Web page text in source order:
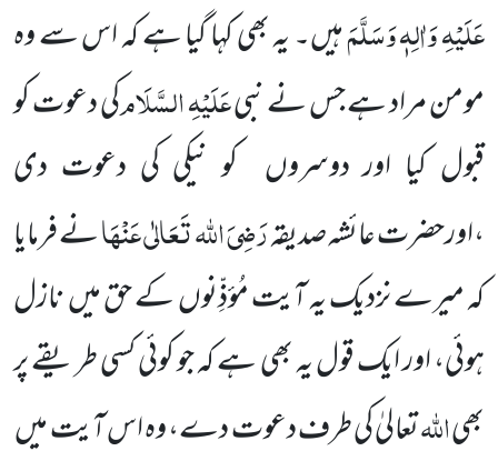
عَلَیْہِ وَاٰلِہٖ وَسَلَّمَہیں۔ یہ بھی کہا گیا ہے کہ اس سے وہ
مومن مراد ہے جس نے نبیعَلَیْہِ السَّلَامکی دعوت کو
قبول کیا اور دوسروں کو نیکی کی دعوت دی
،اورحضرت عائشہ صدیقہرَضِیَ اللہ تَعَالٰی عَنْہَانے فرمایا
کہ میرے نزدیک یہ آیت مُؤذِّنوں کے حق میں نازل
ہوئی، اور ایک قول یہ بھی ہے کہ جو کوئی کسی طریقے پر
بھیاللہتعالیٰ کی طرف دعوت دے، وہ اس آیت میں